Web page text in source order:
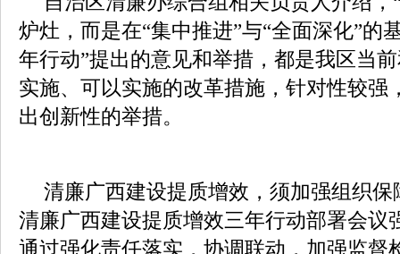
炉灶，而是在“集中推进”与“全面深化”的
年行动”提出的意见和举措，都是我区当
实施、可以实施的改革措施，针对性较强
出创新性的举措。
清廉广西建设提质增效，须加强组织
清廉广西建设提质增效三年行动部署会议
通过强化责任落实，协调联动，加强监督